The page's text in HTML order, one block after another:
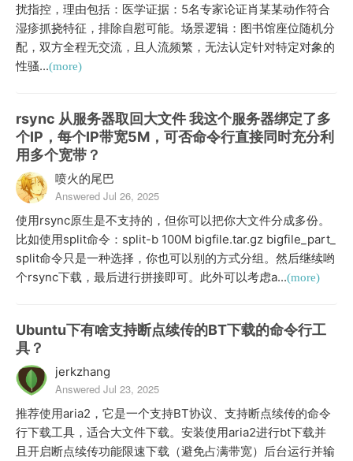
扰指控，理由包括：医学证据：5名专家论证肖某某动作符合
湿疹抓挠特征，排除自慰可能。场景逻辑：图书馆座位随机分
配，双方全程无交流，且人流频繁，无法认定针对特定对象的
性骚...(more)
rsync 从服务器取回大文件 我这个服务器绑定了多
个IP，每个IP带宽5M，可否命令行直接同时充分利
用多个宽带？
喷火的尾巴
Answered Jul 26, 2025
使用rsync原生是不支持的，但你可以把你大文件分成多份。
比如使用split命令：split-b 100M bigfile.tar.gz bigfile_part_
split命令只是一种选择，你也可以别的方式分组。然后继续哟
个rsync下载，最后进行拼接即可。此外可以考虑a...(more)
Ubuntu下有啥支持断点续传的BT下载的命令行工
具？
jerkzhang
Answered Jul 23, 2025
推荐使用aria2，它是一个支持BT协议、支持断点续传的命令
行下载工具，适合大文件下载。安装使用aria2进行bt下载并
且开启断点续传功能限速下载（避免占满带宽）后台运行并输